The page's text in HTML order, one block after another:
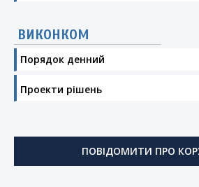
ВИКОНКОМ
Порядок денний
Проекти рішень
ПОВІДОМИТИ ПРО